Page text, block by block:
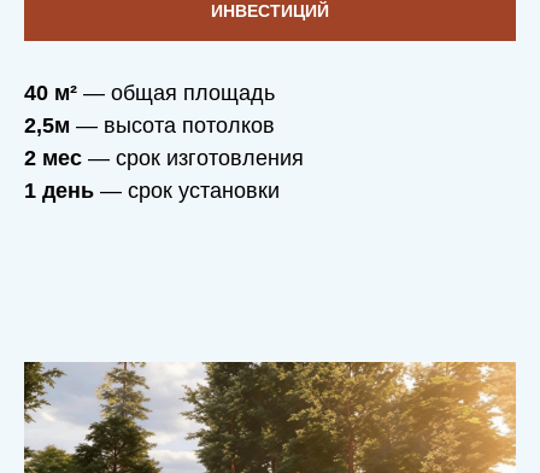
ИНВЕСТИЦИЙ
40 м² — общая площадь
2,5м — высота потолков
2 мес — срок изготовления
1 день — срок установки